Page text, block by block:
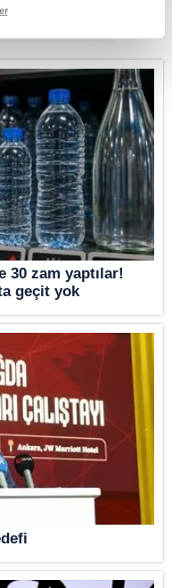
sınırlı olarak açık
edebilirsiniz.
uyarınca hazırlanmış
mevzuata uygun olarak
tıklayınız
30 zam yaptılar!
geçit yok